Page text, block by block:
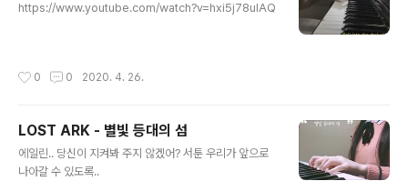
https://www.youtube.com/watch?v=hxi5j78uIAQ
0 0 2020. 4. 26.
LOST ARK - 별빛 등대의 섬
에일린.. 당신이 지켜봐 주지 않겠어? 서툰 우리가 앞으로
나아갈 수 있도록..